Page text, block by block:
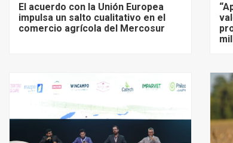
El acuerdo con la Unión Europea
impulsa un salto cualitativo en el
comercio agrícola del Mercosur